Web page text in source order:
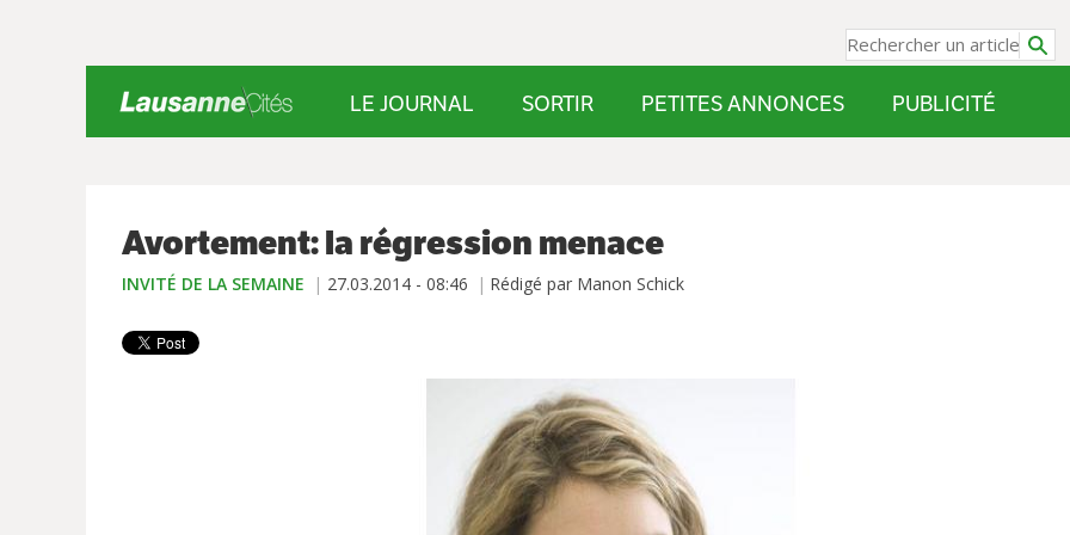
LE JOURNAL SORTIR PETITES ANNONCES PUBLICITÉ
Avortement: la régression menace
INVITÉ DE LA SEMAINE 27.03.2014 - 08:46 Rédigé par Manon Schick